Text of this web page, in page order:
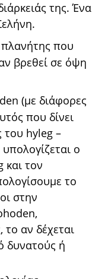
της. Ένα
που
βρεθεί σε όψη
(με διάφορες
που δίνει
του hyleg –
ο
και τον
το
στην
αν δέχεται
δυνατούς ή